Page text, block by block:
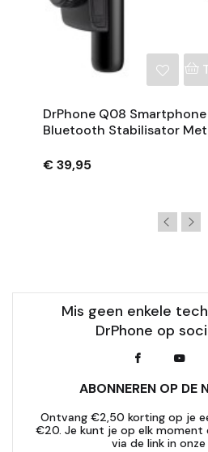
DrPhone Q08
Bluetooth Stabilisator Met
€ 39,95
Mis geen enkele
DrPhone op
ABONNEREN OP DE
Ontvang €2,50 korting op je
€20. Je kunt je op elk moment
via de link in